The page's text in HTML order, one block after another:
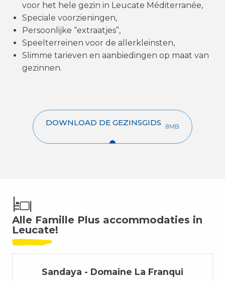
voor het hele gezin in Leucate Méditerranée,
Speciale voorzieningen,
Persoonlijke “extraatjes”,
Speelterreinen voor de allerkleinsten,
Slimme tarieven en aanbiedingen op maat van
gezinnen.
DOWNLOAD DE GEZINSGIDS 8MB
Alle Famille Plus accommodaties in
Leucate!
Sandaya - Domaine La Franqui